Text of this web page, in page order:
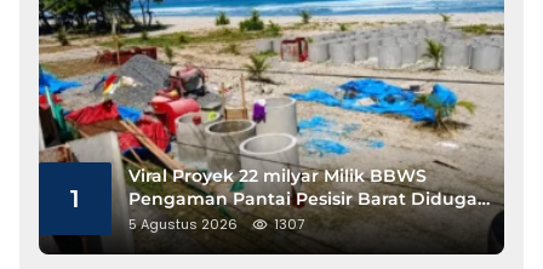
1
Viral Proyek 22 milyar Milik BBWS
Pengaman Pantai Pesisir Barat Diduga
Gunakan Besi Banci
5 Agustus 2026 1307